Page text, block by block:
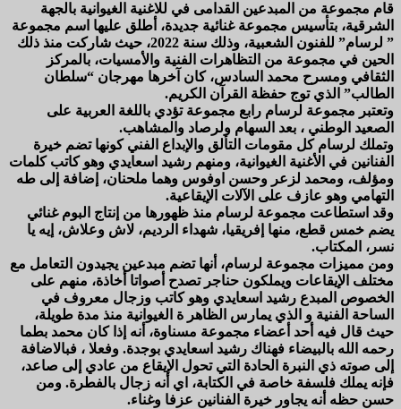
قام مجموعة من المبدعين القدامى في للاغنية الغيوانية بالجهة
الشرقية، بتأسيس مجموعة غنائية جديدة، أطلق عليها اسم مجموعة
” لرسام” للفنون الشعبية، وذلك سنة 2022، حيث شاركت منذ ذلك
الحين في مجموعة من التظاهرات الفنية والأمسيات، بالمركز
الثقافي ومسرح محمد السادس، كان آخرها مهرجان “سلطان
الطالب” الذي توج حفظة القرآن الكريم.
وتعتبر مجموعة لرسام رابع مجموعة تؤدي باللغة العربية على
الصعيد الوطني ، بعد السهام ولرصاد والمشاهب.
وتملك لرسام كل مقومات التألق والإبداع الفني كونها تضم خيرة
الفنانين في الأغنية الغيوانية، ومنهم رشيد اسعايدي وهو كاتب كلمات
ومؤلف، ومحمد لزعر وحسن اوفوس وهما ملحنان، إضافة إلى طه
التهامي وهو عازف على الآلات الإيقاعية.
وقد استطاعت مجموعة لرسام منذ ظهورها من إنتاج البوم غنائي
يضم خمس قطع، منها إفريقيا، شهداء الرديم، لاش وعلاش، إيه يا
نسر، المكتاب.
ومن مميزات مجموعة لرسام، أنها تضم مبدعين يجيدون التعامل مع
مختلف الإيقاعات ويملكون حناجر تصدح أصواتا أخاذة، منهم على
الخصوص المبدع رشيد اسعايدي وهو كاتب وزجال معروف في
الساحة الفنية و الذي يمارس الظاهر ة الغيوانية منذ مدة طويلة،
حيث قال فيه أحد أعضاء مجموعة مسناوة، أنه إذا كان محمد بطما
رحمه الله بالبيضاء فهناك رشيد اسعايدي بوجدة. وفعلا ، فبالاضافة
إلى صوته ذي النبرة الحادة التي تحول الإيقاع من عادي إلى صاعد،
فإنه يملك فلسفة خاصة في الكتابة، اي أنه زجال بالفطرة. ومن
حسن حظه أنه يجاور خيرة الفنانين عزفا وغناء.